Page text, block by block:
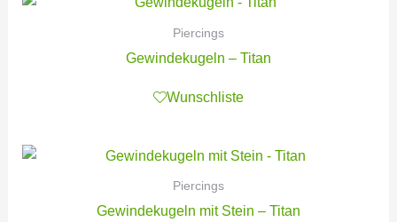
Piercings
Gewindekugeln – Titan
Wunschliste
Piercings
Gewindekugeln mit Stein – Titan